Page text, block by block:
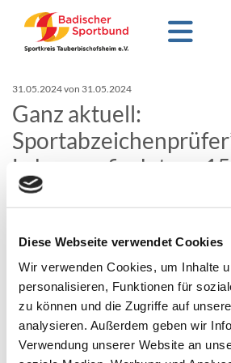
Diese Webseite verwendet Cookies
Wir verwenden Cookies, um Inhalte
personalisieren, Funktionen für
zu können und die Zugriffe auf
analysieren. Außerdem geben wir
Verwendung unserer Website an
31.05.2024von 31.05.2024
Ganz aktuell:
Lehrgang findet am
Markelsheim statt
Große Resonanz aus den
Am 15.06. ist es wieder so weit, der
bietet eine Ausbildung zum/zur
Sportabzeichenprüfer*in an.
Diese Ausbildung wird am 15.06.2024
in Markelsheim in der Turnhalle